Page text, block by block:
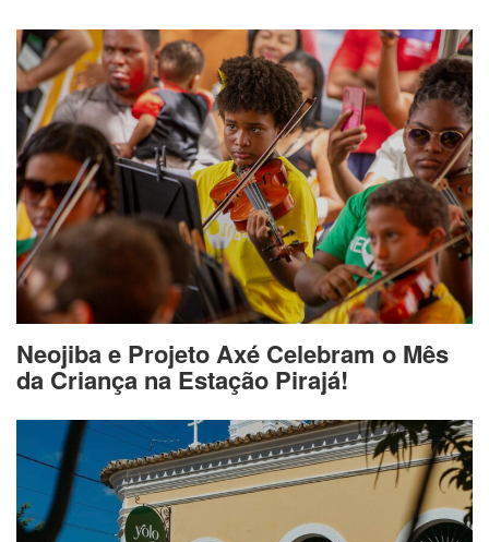
Neojiba e Projeto Axé Celebram o Mês
da Criança na Estação Pirajá!